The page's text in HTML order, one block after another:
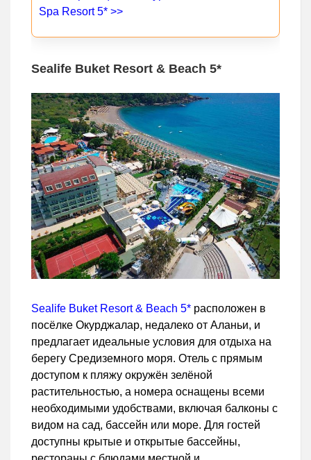
Spa Resort 5* >>
Sealife Buket Resort & Beach 5*
Sealife Buket Resort & Beach 5* расположен в
посёлке Окурджалар, недалеко от Аланьи, и
предлагает идеальные условия для отдыха на
берегу Средиземного моря. Отель с прямым
доступом к пляжу окружён зелёной
растительностью, а номера оснащены всеми
необходимыми удобствами, включая балконы с
видом на сад, бассейн или море. Для гостей
доступны крытые и открытые бассейны,